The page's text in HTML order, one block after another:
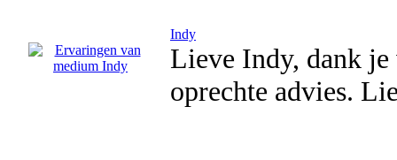
Indy
Lieve Indy, dank
oprechte advies.